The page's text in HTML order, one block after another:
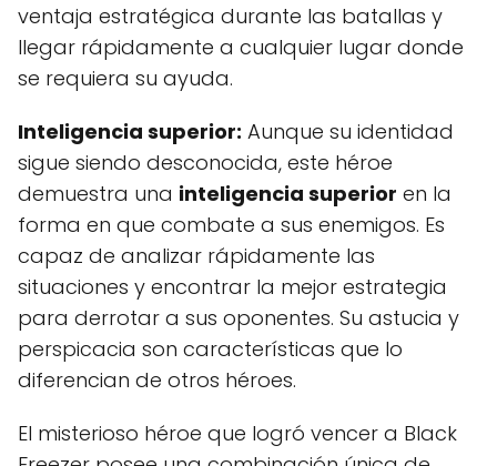
ventaja estratégica durante las batallas y
llegar rápidamente a cualquier lugar donde
se requiera su ayuda.
Inteligencia superior: Aunque su identidad
sigue siendo desconocida, este héroe
demuestra una inteligencia superior en la
forma en que combate a sus enemigos. Es
capaz de analizar rápidamente las
situaciones y encontrar la mejor estrategia
para derrotar a sus oponentes. Su astucia y
perspicacia son características que lo
diferencian de otros héroes.
El misterioso héroe que logró vencer a Black